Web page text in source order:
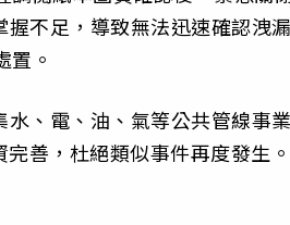
不足，導致無法迅速確認洩
置。
、電、油、氣等公共管線事
善，杜絕類似事件再度發生。